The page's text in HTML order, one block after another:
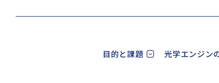
目的と課題 光学エンジン